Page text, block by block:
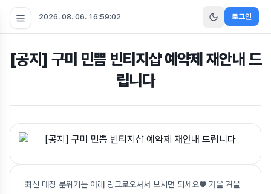
2026. 08. 06. 16:59:02 로그인
[공지] 구미 민쁨 빈티지샵 예약제 재안내 드
립니다
최신 매장 분위기는 아래 링크로오셔서 보시면 되세요♥ 가을 겨울